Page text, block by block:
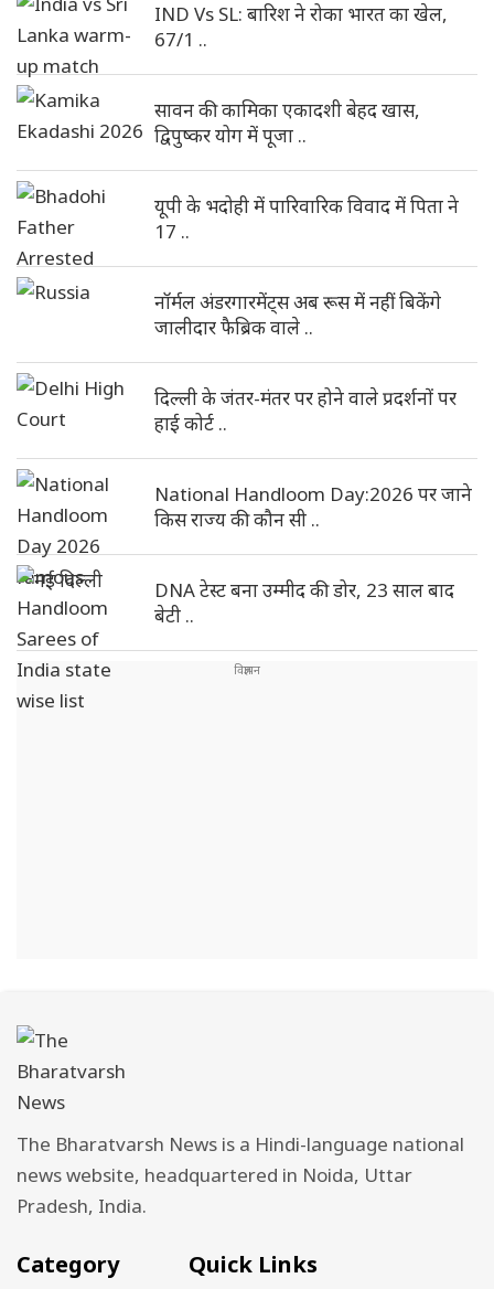
IND Vs SL: बारिश ने रोका भारत का खेल,
67/1 ..
सावन की कामिका एकादशी बेहद खास,
द्विपुष्कर योग में पूजा ..
यूपी के भदोही में पारिवारिक विवाद में पिता ने
17 ..
नॉर्मल अंडरगारमेंट्स अब रूस में नहीं बिकेंगे
जालीदार फैब्रिक वाले ..
दिल्ली के जंतर-मंतर पर होने वाले प्रदर्शनों पर
हाई कोर्ट ..
National Handloom Day:2026 पर जाने
किस राज्य की कौन सी ..
DNA टेस्ट बना उम्मीद की डोर, 23 साल बाद
बेटी ..
The Bharatvarsh News is a Hindi-language national
news website, headquartered in Noida, Uttar
Pradesh, India.
Category Quick Links